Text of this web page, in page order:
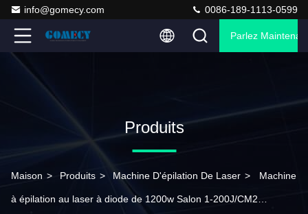
info@gomecy.com 0086-189-1113-0599
Parlez
Produits
Maison > Produits > Machine D'épilation De Laser > Machine
à épilation au laser à diode de 1200w Salon 1-200J/CM2